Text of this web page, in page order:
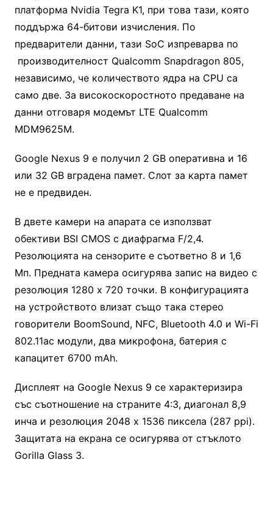
платформа Nvidia Tegra K1, при това тази, която
поддържа 64-битови изчисления. По
предварители данни, тази SoC изпреварва по
производителност Qualcomm Snapdragon 805,
независимо, че количеството ядра на CPU са
само две. За високоскоростното предаване на
данни отговаря модемът LTE Qualcomm
MDM9625M.
Google Nexus 9 е получил 2 GB оперативна и 16
или 32 GB вградена памет. Слот за карта памет
не е предвиден.
В двете камери на апарата се използват
обективи BSI CMOS с диафрагма F/2,4.
Резолюцията на сензорите е съответно 8 и 1,6
Мп. Предната камера осигурява запис на видео с
резолюция 1280 х 720 точки. В конфигурацията
на устройството влизат също така стерео
говорители BoomSound, NFC, Bluetooth 4.0 и Wi-Fi
802.11ac модули, два микрофона, батерия с
капацитет 6700 mAh.
Дисплеят на Google Nexus 9 се характеризира
със съотношение на страните 4:3, диагонал 8,9
инча и резолюция 2048 х 1536 пиксела (287 ppi).
Защитата на екрана се осигурява от стъклото
Gorilla Glass 3.